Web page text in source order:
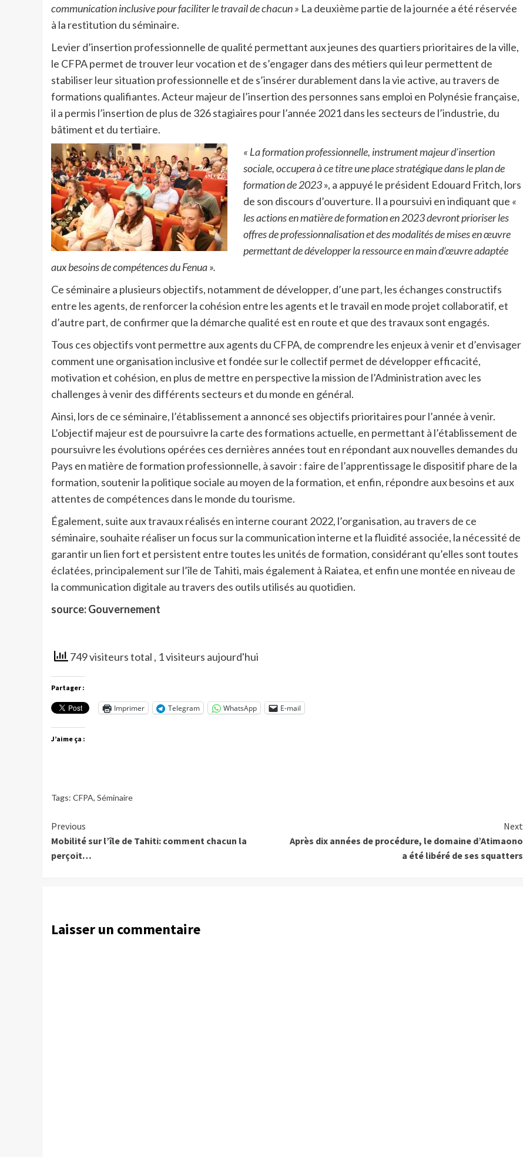
communication inclusive pour faciliter le travail de chacun » La deuxième partie de la journée a été réservée
à la restitution du séminaire.
Levier d’insertion professionnelle de qualité permettant aux jeunes des quartiers prioritaires de la ville,
le CFPA permet de trouver leur vocation et de s’engager dans des métiers qui leur permettent de
stabiliser leur situation professionnelle et de s’insérer durablement dans la vie active, au travers de
formations qualifiantes. Acteur majeur de l’insertion des personnes sans emploi en Polynésie française,
il a permis l’insertion de plus de 326 stagiaires pour l’année 2021 dans les secteurs de l’industrie, du
bâtiment et du tertiaire.
« La formation professionnelle, instrument majeur d’insertion
sociale, occupera à ce titre une place stratégique dans le plan de
formation de 2023», a appuyé le président Edouard Fritch, lors
de son discours d’ouverture. Il a poursuivi en indiquant que «
les actions en matière de formation en 2023 devront prioriser les
offres de professionnalisation et des modalités de mises en œuvre
permettant de développer la ressource en main d’œuvre adaptée
aux besoins de compétences du Fenua ».
Ce séminaire a plusieurs objectifs, notamment de développer, d’une part, les échanges constructifs
entre les agents, de renforcer la cohésion entre les agents et le travail en mode projet collaboratif, et
d’autre part, de confirmer que la démarche qualité est en route et que des travaux sont engagés.
Tous ces objectifs vont permettre aux agents du CFPA, de comprendre les enjeux à venir et d’envisager
comment une organisation inclusive et fondée sur le collectif permet de développer efficacité,
motivation et cohésion, en plus de mettre en perspective la mission de l’Administration avec les
challenges à venir des différents secteurs et du monde en général.
Ainsi, lors de ce séminaire, l’établissement a annoncé ses objectifs prioritaires pour l’année à venir.
L’objectif majeur est de poursuivre la carte des formations actuelle, en permettant à l’établissement de
poursuivre les évolutions opérées ces dernières années tout en répondant aux nouvelles demandes du
Pays en matière de formation professionnelle, à savoir : faire de l’apprentissage le dispositif phare de la
formation, soutenir la politique sociale au moyen de la formation, et enfin, répondre aux besoins et aux
attentes de compétences dans le monde du tourisme.
Également, suite aux travaux réalisés en interne courant 2022, l’organisation, au travers de ce
séminaire, souhaite réaliser un focus sur la communication interne et la fluidité associée, la nécessité de
garantir un lien fort et persistent entre toutes les unités de formation, considérant qu’elles sont toutes
éclatées, principalement sur l’île de Tahiti, mais également à Raiatea, et enfin une montée en niveau de
la communication digitale au travers des outils utilisés au quotidien.
source: Gouvernement
749 visiteurs total , 1 visiteurs aujourd'hui
Partager :
Imprimer Telegram WhatsApp E-mail
J’aime ça :
Tags: CFPA, Séminaire
Continue
Reading
Previous
Mobilité sur l’île de Tahiti: comment chacun la
perçoit…
Next
Après dix années de procédure, le domaine d’Atimaono
a été libéré de ses squatters
Laisser un commentaire